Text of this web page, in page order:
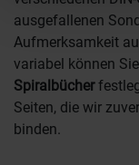
ausgefallenen
Aufmerksamkeit
variabel können
Spiralbücher
Seiten, die wir
binden.